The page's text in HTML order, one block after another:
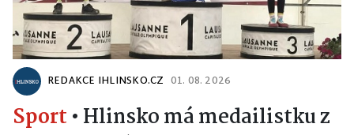
REDAKCE IHLINSKO.CZ 01. 08. 2026
Sport • Hlinsko má medailistku z